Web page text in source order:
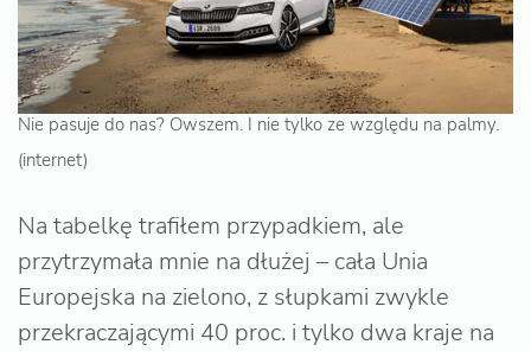
Nie pasuje do nas? Owszem. I nie tylko ze względu na palmy.
(internet)
Na tabelkę trafiłem przypadkiem, ale
przytrzymała mnie na dłużej – cała Unia
Europejska na zielono, z słupkami zwykle
przekraczającymi 40 proc. i tylko dwa kraje na